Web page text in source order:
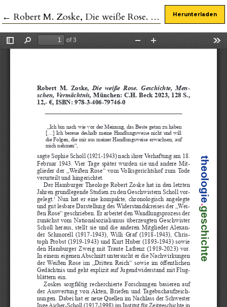
← Zu Artikeldetails zurückkehren
Robert M. Zoske, Die weiße Rose. Geschichte, Menschen, Vermächtnis Herunterladen